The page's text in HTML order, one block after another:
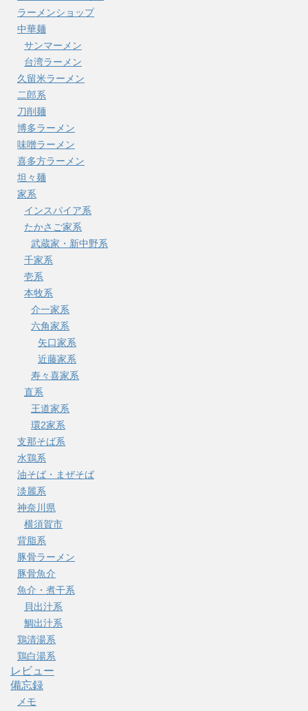
ラーメンショップ
中華麺
サンマーメン
台湾ラーメン
久留米ラーメン
二郎系
刀削麺
博多ラーメン
味噌ラーメン
喜多方ラーメン
坦々麺
家系
インスパイア系
たかさご家系
武蔵家・新中野系
千家系
壱系
本牧系
介一家系
六角家系
矢口家系
近藤家系
寿々喜家系
直系
王道家系
環2家系
支那そば系
水鶏系
油そば・まぜそば
淡麗系
神奈川県
横須賀市
背脂系
豚骨ラーメン
豚骨魚介
魚介・煮干系
貝出汁系
鯛出汁系
鶏清湯系
鶏白湯系
レビュー
備忘録
メモ